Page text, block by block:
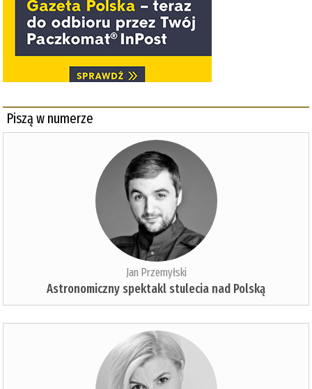
Piszą w numerze
Jan Przemyłski
Astronomiczny spektakl stulecia nad Polską